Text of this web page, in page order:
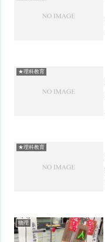
★理科教育
★理科教育
物理